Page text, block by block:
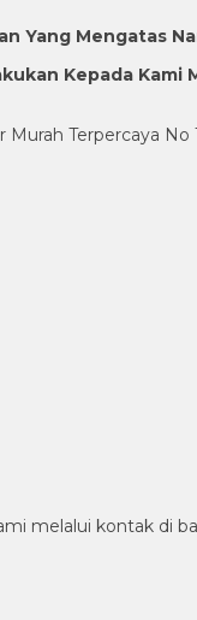
Yang Mengatas
Kepada
Terpercaya No
melalui kontak di